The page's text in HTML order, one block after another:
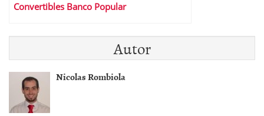
Convertibles Banco Popular
Autor
Nicolas Rombiola